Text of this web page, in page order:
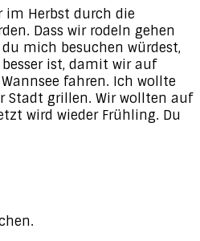
im Herbst durch die
Dass wir rodeln gehen
mich besuchen würdest,
ist, damit wir auf
fahren. Ich wollte
Stadt grillen. Wir wollten auf
wird wieder Frühling. Du